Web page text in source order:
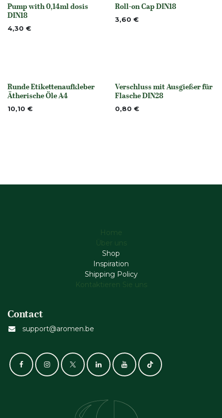
None
Pump with 0,14ml dosis
DIN18
4,30 €
None
Roll-on Cap DIN18
3,60 €
None
Runde Etikettenaufkleber
Ätherische Öle A4
10,10 €
None
Verschluss mit Ausgießer für
Flasche DIN28
0,80 €
Home
Über uns
Shop
Inspiration
Shipping Policy
Kontaktieren Sie uns
Contact
support@aromen.be